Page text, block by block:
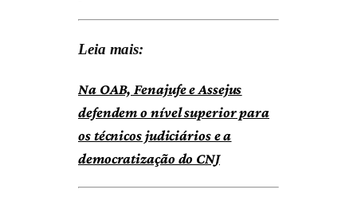
Leia mais:
Na OAB, Fenajufe e Assejus
defendem o nível superior para
os técnicos judiciários e a
democratização do CNJ